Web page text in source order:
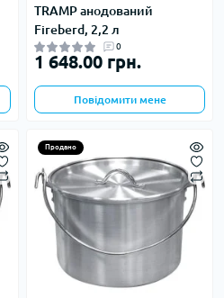
TRAMP анодований
Fireberd, 2,2 л
0
1 648.00 грн.
Повідомити мене
Продано